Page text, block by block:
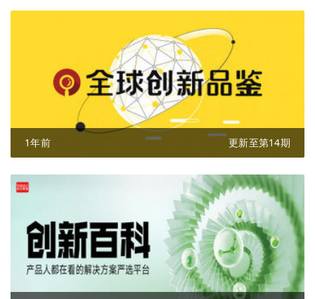
1年前 更新至第14期